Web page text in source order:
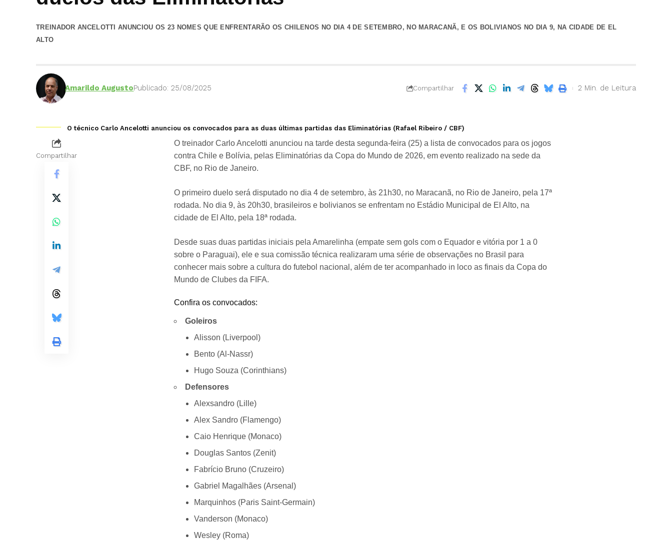
TREINADOR ANCELOTTI ANUNCIOU OS 23 NOMES QUE ENFRENTARÃO OS CHILENOS NO DIA 4 DE SETEMBRO, NO MARACANÃ, E OS BOLIVIANOS NO DIA 9, NA CIDADE DE EL
ALTO
Amarildo AugustoPublicado: 25/08/2025 Compartilhar 2 Min. de Leitura
O técnico Carlo Ancelotti anunciou os convocados para as duas últimas partidas das Eliminatórias (Rafael Ribeiro / CBF)
Compartilhar
O treinador Carlo Ancelotti anunciou na tarde desta segunda-feira (25) a lista de convocados para os jogos
contra Chile e Bolívia, pelas Eliminatórias da Copa do Mundo de 2026, em evento realizado na sede da
CBF, no Rio de Janeiro.
O primeiro duelo será disputado no dia 4 de setembro, às 21h30, no Maracanã, no Rio de Janeiro, pela 17ª
rodada. No dia 9, às 20h30, brasileiros e bolivianos se enfrentam no Estádio Municipal de El Alto, na
cidade de El Alto, pela 18ª rodada.
Desde suas duas partidas iniciais pela Amarelinha (empate sem gols com o Equador e vitória por 1 a 0
sobre o Paraguai), ele e sua comissão técnica realizaram uma série de observações no Brasil para
conhecer mais sobre a cultura do futebol nacional, além de ter acompanhado in loco as finais da Copa do
Mundo de Clubes da FIFA.
Confira os convocados:
Goleiros
Alisson (Liverpool)
Bento (Al-Nassr)
Hugo Souza (Corinthians)
Defensores
Alexsandro (Lille)
Alex Sandro (Flamengo)
Caio Henrique (Monaco)
Douglas Santos (Zenit)
Fabrício Bruno (Cruzeiro)
Gabriel Magalhães (Arsenal)
Marquinhos (Paris Saint-Germain)
Vanderson (Monaco)
Wesley (Roma)